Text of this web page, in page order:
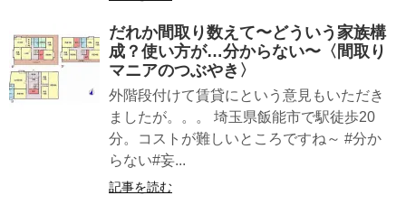
だれか間取り数えて〜どういう家族構
成？使い方が…分からない〜〈間取り
マニアのつぶやき〉
外階段付けて賃貸にという意見もいただき
ましたが。。。 埼玉県飯能市で駅徒歩20
分。コストが難しいところですね～ #分か
らない#妄...
記事を読む